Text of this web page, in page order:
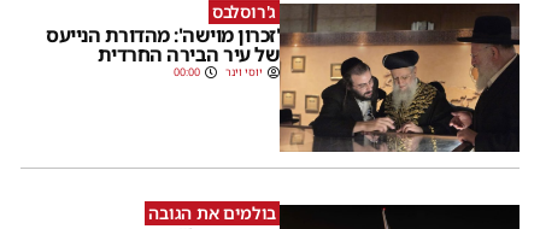
ג'רוסלבס
'זכרון מוישה': מהדורת הנייעס
של עיר הבירה החרדית
יוסי וינר 00:00
בולמים את הגובה